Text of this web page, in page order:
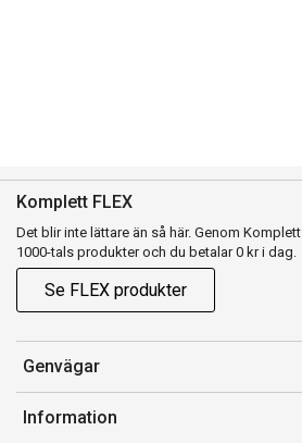
Komplett FLEX
Det blir inte lättare än så här. Genom
1000-tals produkter och du betalar 0 kr i dag.
Se FLEX produkter
Genvägar
Konto
Information